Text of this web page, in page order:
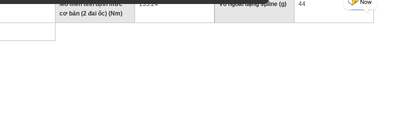
Mô men tĩnh định mức
cơ bản (2 đai ốc) (Nm)
135.24 Vỏ ngoài dạng spline (g) 44